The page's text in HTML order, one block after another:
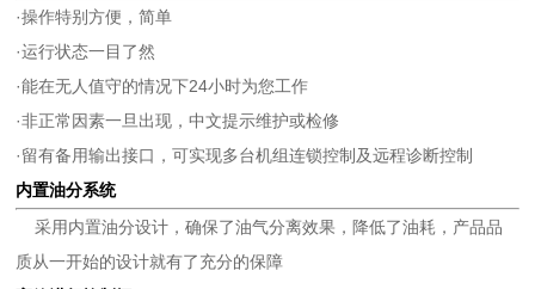
·操作特别方便，简单
·运行状态一目了然
·能在无人值守的情况下24小时为您工作
·非正常因素一旦出现，中文提示维护或检修
·留有备用输出接口，可实现多台机组连锁控制及远程诊断控制
内置油分系统
采用内置油分设计，确保了油气分离效果，降低了油耗，产品品
质从一开始的设计就有了充分的保障